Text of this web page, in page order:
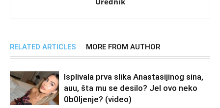
RELATED ARTICLES MORE FROM AUTHOR
Isplivala prva slika Anastasijinog sina,
auu, šta mu se desilo? Jel ovo neko
0b0Ijenje? (video)